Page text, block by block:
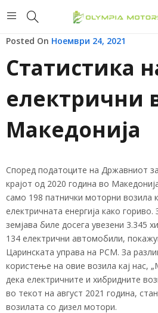
Posted On Ноември 24, 2021
Статистика
електрични
Македонија
Според податоците на Државниот
крајот од 2020 година во
само 198 патнички моторни возила
електричната енергија како
земјава биле досега увезени 3.345
134 електрични автомобили,
Царинската управа на РСМ. За
користење на овие возила кај нас,
дека електричните и хибридните
во текот на август 2021 година,
возилата со дизел мотори.